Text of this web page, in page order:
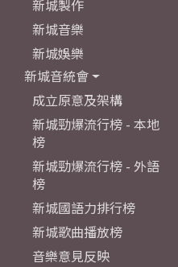
新城製作
新城音樂
新城娛樂
新城音統會
成立原意及架構
新城勁爆流行榜 - 本地
榜
新城勁爆流行榜 - 外語
榜
新城國語力排行榜
新城歌曲播放榜
音樂意見反映